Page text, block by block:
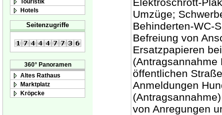
Hotels
Seitenzugriffe
360° Panoramen
Altes Rathaus
Marktplatz
Kröpcke
Umzüge;
Behinderten-WC-
Befreiung von
Ersatzpapieren
(Antragsannahme
öffentlichen
Anmeldungen
von Anregungen